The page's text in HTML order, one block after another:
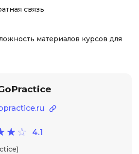
связь
материалов курсов для
4.1